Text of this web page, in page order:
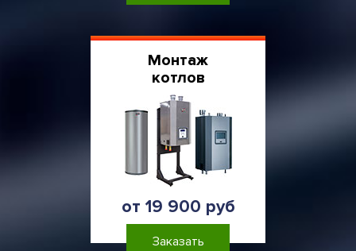
Монтаж
котлов
от 19 900 руб
Заказать